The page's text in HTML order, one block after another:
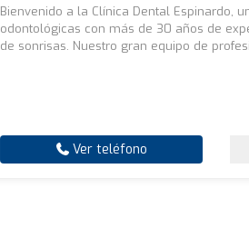
Bienvenido a la Clínica Dental Espinardo,
odontológicas con más de 30 años de
de sonrisas. Nuestro gran equipo de
Ver teléfono